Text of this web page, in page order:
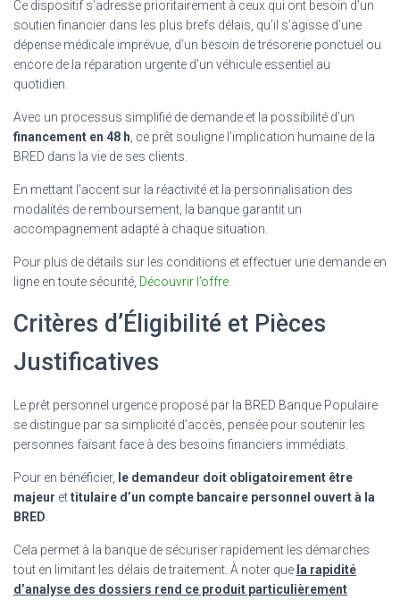
Ce dispositif s’adresse prioritairement à ceux qui ont besoin d’un
soutien financier dans les plus brefs délais, qu’il s’agisse d’une
dépense médicale imprévue, d’un besoin de trésorerie ponctuel ou
encore de la réparation urgente d’un véhicule essentiel au
quotidien.
Avec un processus simplifié de demande et la possibilité d’un
financement en 48 h , ce prêt souligne l’implication humaine de la
BRED dans la vie de ses clients.
En mettant l’accent sur la réactivité et la personnalisation des
modalités de remboursement, la banque garantit un
accompagnement adapté à chaque situation.
Pour plus de détails sur les conditions et effectuer une demande en
ligne en toute sécurité, Découvrir l’offre
Critères d’Éligibilité et Pièces
Justificatives
Le prêt personnel urgence proposé par la BRED Banque Populaire
se distingue par sa simplicité d’accès, pensée pour soutenir les
personnes faisant face à des besoins financiers immédiats.
Pour en bénéficier,
le demandeur doit obligatoirement être
majeur ettitulaire d’un compte bancaire personnel ouvert à la
BRED
Cela permet à la banque de sécuriser rapidement les démarches
tout en limitant les délais de traitement. À noter que la rapidité
d’analyse des dossiers rend ce produit particulièrement